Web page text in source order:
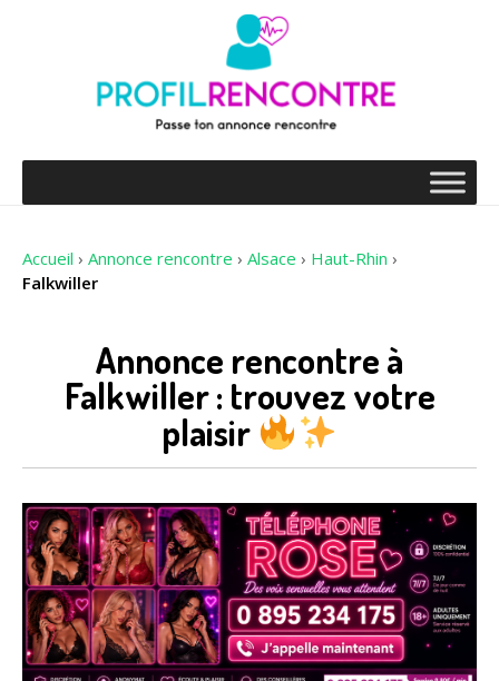
Accueil › Annonce rencontre › Alsace › Haut-Rhin ›
Falkwiller
Annonce rencontre à
Falkwiller : trouvez votre
plaisir